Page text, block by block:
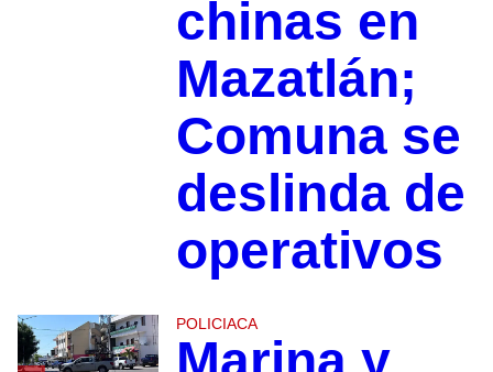
chinas en
Mazatlán;
Comuna se
deslinda de
operativos
POLICIACA